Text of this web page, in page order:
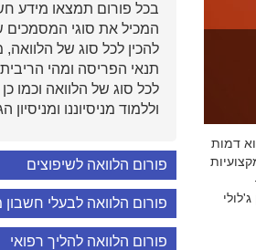
הוא דמות
בכל פורום תמצאו מידע
המכיל את סוגי המסמכים
להכין לכל סוג של
תנאי הפריסה ומהי
לכל סוג של הלוואה וכמו
וללמוד מניסיוננו ומניסיון
פורום הלוואה לשיפוצים
פורום הלוואה לבעלי חשבון
פורום הלוואה להליך רפואי